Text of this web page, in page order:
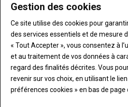
Qui est bénéficiaire
d’impôt HVE ?
Toute entreprise agricole
société agricole) certifiée HVE
du code rural et de la pêche maritime
certification environnementale des
durant l’année 2025 ou 2026.
Chaulage : « Je dépense 62 €/
tous les deux ans par parcelle
des Landes où le pH peut
22 juillet 2026
Éloïse Thirouin est à la tête d'une
à Ychoux (Landes). Ses terres
Gestion des cookies
Ce site utilise des cookies pour
des services essentiels et de mesure
« Tout Accepter », vous consentez à
et au traitement de vos données à
regard des finalités décrites. Vous
revenir sur vos choix, en utilisant le
préférences cookies » en bas de page